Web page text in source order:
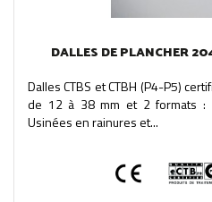
DALLES DE PLANCHER
Dalles CTBS et CTBH (P4-P5)
de 12 à 38 mm et 2 formats :
Usinées en rainures et...